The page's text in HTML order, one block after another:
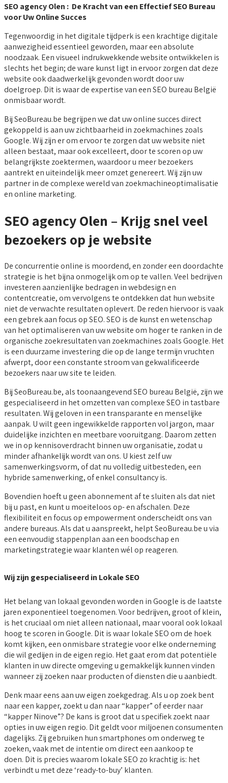
SEO agency Olen : De Kracht van een Effectief SEO Bureau
voor Uw Online Succes
Tegenwoordig in het digitale tijdperk is een krachtige digitale
aanwezigheid essentieel geworden, maar een absolute
noodzaak. Een visueel indrukwekkende website ontwikkelen is
slechts het begin; de ware kunst ligt in ervoor zorgen dat deze
website ook daadwerkelijk gevonden wordt door uw
doelgroep. Dit is waar de expertise van een SEO bureau België
onmisbaar wordt.
Bij SeoBureau.be begrijpen we dat uw online succes direct
gekoppeld is aan uw zichtbaarheid in zoekmachines zoals
Google. Wij zijn er om ervoor te zorgen dat uw website niet
alleen bestaat, maar ook excelleert, door te scoren op uw
belangrijkste zoektermen, waardoor u meer bezoekers
aantrekt en uiteindelijk meer omzet genereert. Wij zijn uw
partner in de complexe wereld van zoekmachineoptimalisatie
en online marketing.
SEO agency Olen – Krijg snel veel
bezoekers op je website
De concurrentie online is moordend, en zonder een doordachte
strategie is het bijna onmogelijk om op te vallen. Veel bedrijven
investeren aanzienlijke bedragen in webdesign en
contentcreatie, om vervolgens te ontdekken dat hun website
niet de verwachte resultaten oplevert. De reden hiervoor is vaak
een gebrek aan focus op SEO. SEO is de kunst en wetenschap
van het optimaliseren van uw website om hoger te ranken in de
organische zoekresultaten van zoekmachines zoals Google. Het
is een duurzame investering die op de lange termijn vruchten
afwerpt, door een constante stroom van gekwalificeerde
bezoekers naar uw site te leiden.
Bij SeoBureau.be, als toonaangevend SEO bureau België, zijn we
gespecialiseerd in het omzetten van complexe SEO in tastbare
resultaten. Wij geloven in een transparante en menselijke
aanpak. U wilt geen ingewikkelde rapporten vol jargon, maar
duidelijke inzichten en meetbare vooruitgang. Daarom zetten
we in op kennisoverdracht binnen uw organisatie, zodat u
minder afhankelijk wordt van ons. U kiest zelf uw
samenwerkingsvorm, of dat nu volledig uitbesteden, een
hybride samenwerking, of enkel consultancy is.
Bovendien hoeft u geen abonnement af te sluiten als dat niet
bij u past, en kunt u moeiteloos op- en afschalen. Deze
flexibiliteit en focus op empowerment onderscheidt ons van
andere bureaus. Als dat u aanspreekt, helpt SeoBureau.be u via
een eenvoudig stappenplan aan een boodschap en
marketingstrategie waar klanten wél op reageren.
Wij zijn gespecialiseerd in Lokale SEO
Het belang van lokaal gevonden worden in Google is de laatste
jaren exponentieel toegenomen. Voor bedrijven, groot of klein,
is het cruciaal om niet alleen nationaal, maar vooral ook lokaal
hoog te scoren in Google. Dit is waar lokale SEO om de hoek
komt kijken, een onmisbare strategie voor elke onderneming
die wil gedijen in de eigen regio. Het gaat erom dat potentiële
klanten in uw directe omgeving u gemakkelijk kunnen vinden
wanneer zij zoeken naar producten of diensten die u aanbiedt.
Denk maar eens aan uw eigen zoekgedrag. Als u op zoek bent
naar een kapper, zoekt u dan naar “kapper” of eerder naar
“kapper Ninove”? De kans is groot dat u specifiek zoekt naar
opties in uw eigen regio. Dit geldt voor miljoenen consumenten
dagelijks. Zij gebruiken hun smartphones om onderweg te
zoeken, vaak met de intentie om direct een aankoop te
doen. Dit is precies waarom lokale SEO zo krachtig is: het
verbindt u met deze ‘ready-to-buy’ klanten.